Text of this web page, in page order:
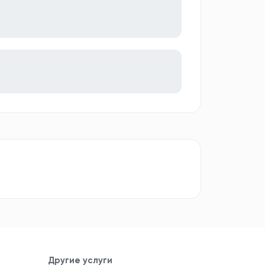
Другие услуги